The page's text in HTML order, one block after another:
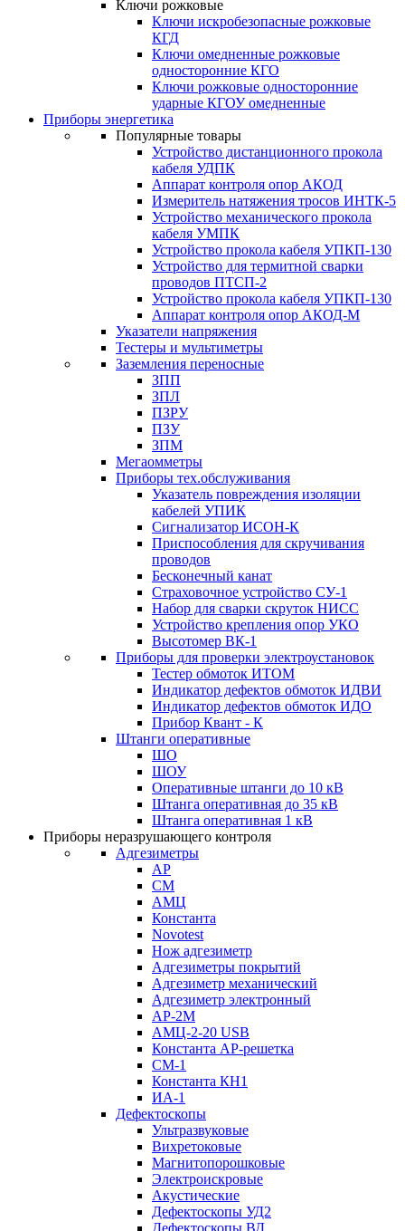
Ключи рожковые
Ключи искробезопасные рожковые
КГД
Ключи омедненные рожковые
односторонние КГО
Ключи рожковые односторонние
ударные КГОУ омедненные
Приборы энергетика
Популярные товары
Устройство дистанционного прокола
кабеля УДПК
Аппарат контроля опор АКОД
Измеритель натяжения тросов ИНТК-5
Устройство механического прокола
кабеля УМПК
Устройство прокола кабеля УПКП-130
Устройство для термитной сварки
проводов ПТСП-2
Устройство прокола кабеля УПКП-130
Аппарат контроля опор АКОД-М
Указатели напряжения
Тестеры и мультиметры
Заземления переносные
ЗПП
ЗПЛ
ПЗРУ
ПЗУ
ЗПМ
Мегаомметры
Приборы тех.обслуживания
Указатель повреждения изоляции
кабелей УПИК
Сигнализатор ИСОН-К
Приспособления для скручивания
проводов
Бесконечный канат
Страховочное устройство СУ-1
Набор для сварки скруток НИСС
Устройство крепления опор УКО
Высотомер ВК-1
Приборы для проверки электроустановок
Тестер обмоток ИТОМ
Индикатор дефектов обмоток ИДВИ
Индикатор дефектов обмоток ИДО
Прибор Квант - К
Штанги оперативные
ШО
ШОУ
Оперативные штанги до 10 кВ
Штанга оперативная до 35 кВ
Штанга оперативная 1 кВ
Приборы неразрушающего контроля
Адгезиметры
АР
СМ
АМЦ
Константа
Novotest
Нож адгезиметр
Адгезиметры покрытий
Адгезиметр механический
Адгезиметр электронный
АР-2М
АМЦ-2-20 USB
Константа АР-решетка
СМ-1
Константа КН1
ИА-1
Дефектоскопы
Ультразвуковые
Вихретоковые
Магнитопорошковые
Электроискровые
Акустические
Дефектоскопы УД2
Дефектоскопы ВД